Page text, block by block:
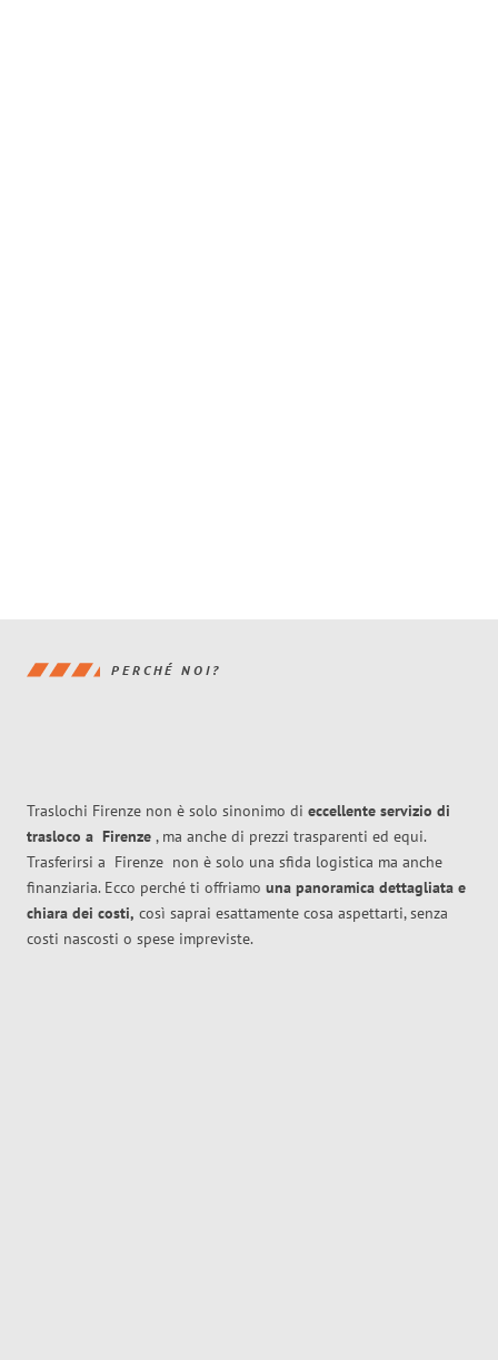
PERCHÉ NOI?
Traslochi Firenze non è solo sinonimo di eccellente servizio di
trasloco a Firenze , ma anche di prezzi trasparenti ed equi.
Trasferirsi a Firenze non è solo una sfida logistica ma anche
finanziaria. Ecco perché ti offriamo una panoramica dettagliata e
chiara dei costi, così saprai esattamente cosa aspettarti, senza
costi nascosti o spese impreviste.